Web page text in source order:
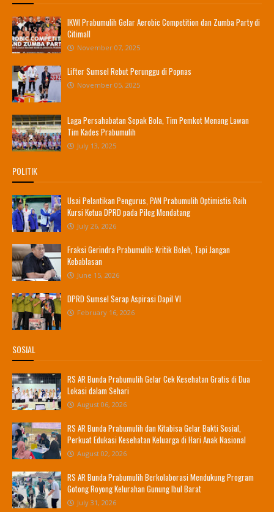
IKWI Prabumulih Gelar Aerobic Competition dan Zumba Party di
Citimall
November 07, 2025
Lifter Sumsel Rebut Perunggu di Popnas
November 05, 2025
Laga Persahabatan Sepak Bola, Tim Pemkot Menang Lawan
Tim Kades Prabumulih
July 13, 2025
POLITIK
Usai Pelantikan Pengurus, PAN Prabumulih Optimistis Raih
Kursi Ketua DPRD pada Pileg Mendatang
July 26, 2026
Fraksi Gerindra Prabumulih: Kritik Boleh, Tapi Jangan
Kebablasan
June 15, 2026
DPRD Sumsel Serap Aspirasi Dapil VI
February 16, 2026
SOSIAL
RS AR Bunda Prabumulih Gelar Cek Kesehatan Gratis di Dua
Lokasi dalam Sehari
August 06, 2026
RS AR Bunda Prabumulih dan Kitabisa Gelar Bakti Sosial,
Perkuat Edukasi Kesehatan Keluarga di Hari Anak Nasional
August 02, 2026
RS AR Bunda Prabumulih Berkolaborasi Mendukung Program
Gotong Royong Kelurahan Gunung Ibul Barat
July 31, 2026